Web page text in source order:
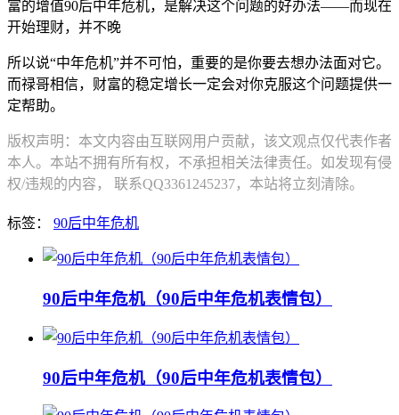
富的增值90后中年危机，是解决这个问题的好办法——而现在
开始理财，并不晚
所以说“中年危机”并不可怕，重要的是你要去想办法面对它。
而禄哥相信，财富的稳定增长一定会对你克服这个问题提供一
定帮助。
版权声明：本文内容由互联网用户贡献，该文观点仅代表作者
本人。本站不拥有所有权，不承担相关法律责任。如发现有侵
权/违规的内容， 联系QQ3361245237，本站将立刻清除。
标签： 90后中年危机
90后中年危机（90后中年危机表情包）
90后中年危机（90后中年危机表情包）